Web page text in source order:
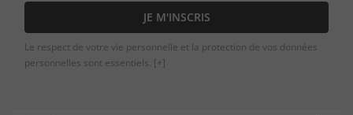
JE M'INSCRIS
Le respect de votre vie personnelle et la protection de vos données
personnelles sont essentiels. [+]